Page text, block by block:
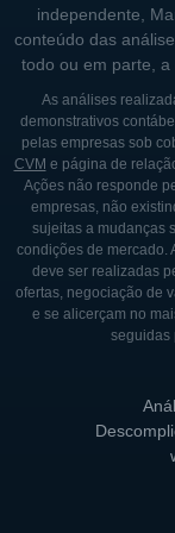
pelo
adição, a
A respeito
divide suas
investidor:
Day Trade
normais.
prestar
público.
Além disso,
corretagem
venda de
independente,
conteúdo das
todo ou em parte, a
As análises
demonstrativos
pelas empresas sob
CVM e página de
Ações não responde
empresas, não
sujeitas a mudanças
condições de mercado.
deve ser realizadas
ofertas, negociação de
e se alicerçam no
seguidas